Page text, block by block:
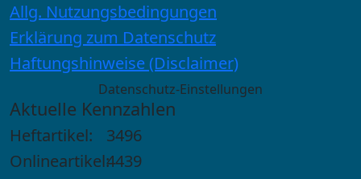
Allg. Nutzungsbedingungen
Erklärung zum Datenschutz
Haftungshinweise (Disclaimer)
Datenschutz-Einstellungen
Aktuelle Kennzahlen
Heftartikel:
3496
Onlineartikel:4439